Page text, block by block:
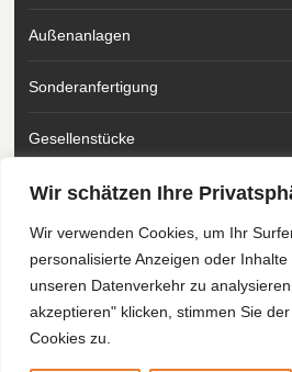
Wir schätzen Ihre
Wir verwenden Cookies, um Ihr
personalisierte Anzeigen oder
unseren Datenverkehr zu
akzeptieren" klicken, stimmen Sie
Cookies zu.
Außenanlagen
Sonderanfertigung
Gesellenstücke
Please follow & like us :)
DATENSCHUTZ| DISCLAIMER|AGB